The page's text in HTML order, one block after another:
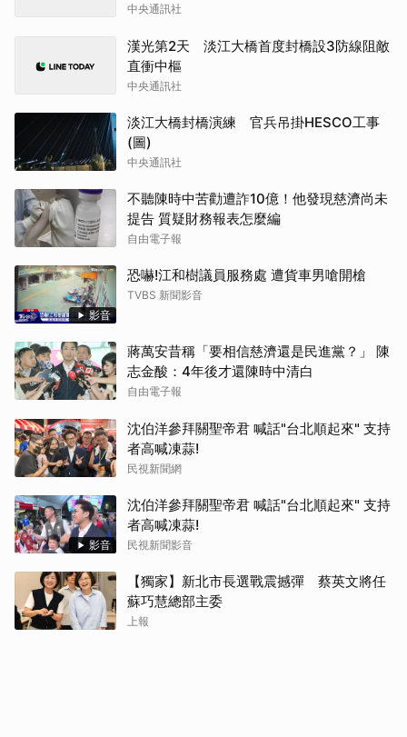
中央通訊社
漢光第2天 淡江大橋首度封橋設3防線阻敵
直衝中樞
中央通訊社
淡江大橋封橋演練 官兵吊掛HESCO工事
(圖)
中央通訊社
不聽陳時中苦勸遭詐10億！他發現慈濟尚未
提告 質疑財務報表怎麼編
自由電子報
影音
恐嚇!江和樹議員服務處 遭貨車男嗆開槍
TVBS 新聞影音
蔣萬安昔稱「要相信慈濟還是民進黨？」 陳
志金酸：4年後才還陳時中清白
自由電子報
沈伯洋參拜關聖帝君 喊話"台北順起來" 支持
者高喊凍蒜!
民視新聞網
影音
沈伯洋參拜關聖帝君 喊話"台北順起來" 支持
者高喊凍蒜!
民視新聞影音
【獨家】新北市長選戰震撼彈 蔡英文將任
蘇巧慧總部主委
上報